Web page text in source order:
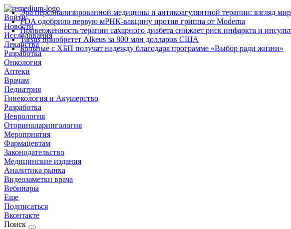
Войти
Новости
Исследования
Лекарства
Разработка
Онкология
Аптеки
Врачам
Педиатрия
Гинекология и Акушерство
Разработка
Неврология
Оториноларингология
Мероприятия
Фармацевтам
Законодательство
Медицинские издания
Аналитика рынка
Видеозаметки врача
Вебинары
Еще
Подписаться
Вконтакте
Поиск
Эра персонализированной медицины и антикоагулянтной терапии: взгляд
FDA одобрило первую мРНК‑вакцину против гриппа от Moderna
Приверженность терапии сахарного диабета снижает риск инфаркта и
Tarsus приобретет Alkeus за 800 млн долларов США
Больные с ХБП получат надежду благодаря программе «Выбор ради жизни»